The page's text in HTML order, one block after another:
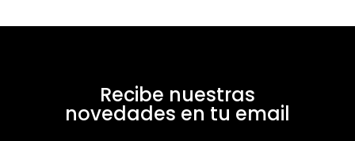
Recibe nuestras
novedades en tu email